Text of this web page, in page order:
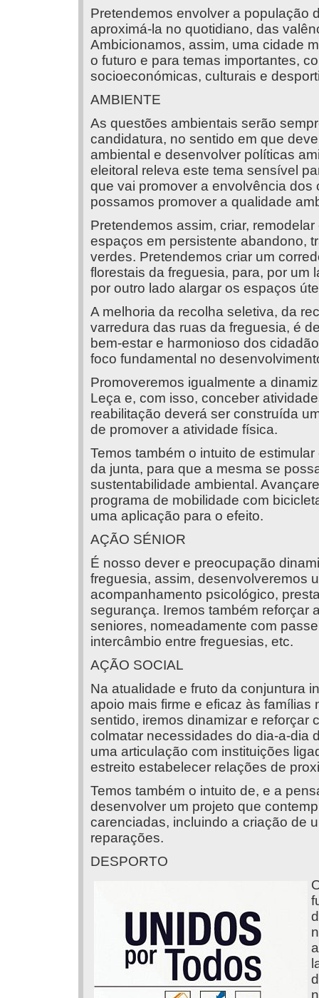
Pretendemos envolver a população
aproximá-la no quotidiano, das
Ambicionamos, assim, uma cidade
o futuro e para temas importantes,
socioeconómicas, culturais e
AMBIENTE
As questões ambientais serão
candidatura, no sentido em que
ambiental e desenvolver políticas
eleitoral releva este tema sensível
que vai promover a envolvência
possamos promover a qualidade
Pretendemos assim, criar,
espaços em persistente abandono,
verdes. Pretendemos criar um
florestais da freguesia, para, por um
por outro lado alargar os espaços
A melhoria da recolha seletiva, da
varredura das ruas da freguesia, é
bem-estar e harmonioso dos
foco fundamental no
Promoveremos igualmente a
Leça e, com isso, conceber
reabilitação deverá ser construída
de promover a atividade física.
Temos também o intuito de
da junta, para que a mesma se
sustentabilidade ambiental.
programa de mobilidade com
uma aplicação para o efeito.
AÇÃO SÉNIOR
É nosso dever e preocupação
freguesia, assim, desenvolveremos
acompanhamento psicológico,
segurança. Iremos também reforçar
seniores, nomeadamente com
intercâmbio entre freguesias, etc.
AÇÃO SOCIAL
Na atualidade e fruto da conjuntura
apoio mais firme e eficaz às
sentido, iremos dinamizar e reforçar
colmatar necessidades do dia-a-dia
uma articulação com instituições
estreito estabelecer relações de
Temos também o intuito de, e a
desenvolver um projeto que
carenciadas, incluindo a criação de
reparações.
DESPORTO